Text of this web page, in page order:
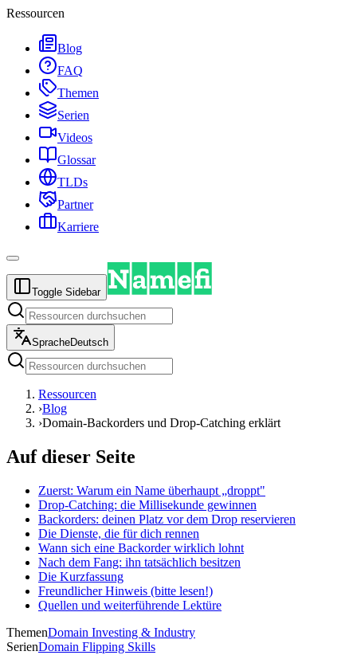
Ressourcen
Blog
FAQ
Themen
Serien
Videos
Glossar
TLDs
Partner
Karriere
Toggle Sidebar
SpracheDeutsch
Ressourcen
›Blog
›Domain-Backorders und Drop-Catching erklärt
Auf dieser Seite
Zuerst: Warum ein Name überhaupt „droppt"
Drop-Catching: die Millisekunde gewinnen
Backorders: deinen Platz vor dem Drop reservieren
Die Dienste, die für dich rennen
Wann sich eine Backorder wirklich lohnt
Nach dem Fang: ihn tatsächlich besitzen
Die Kurzfassung
Freundlicher Hinweis (bitte lesen!)
Quellen und weiterführende Lektüre
ThemenDomain Investing & Industry
SerienDomain Flipping Skills